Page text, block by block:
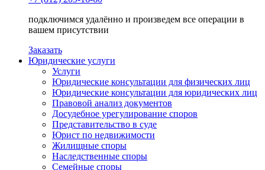
подключимся удалённо и произведем все операции в
вашем присутствии
Заказать
Юридические услуги
Услуги
Юридические консультации для физических лиц
Юридические консультации для юридических лиц
Правовой анализ документов
Досудебное урегулирование споров
Представительство в суде
Юрист по недвижимости
Жилищные споры
Наследственные споры
Семейные споры